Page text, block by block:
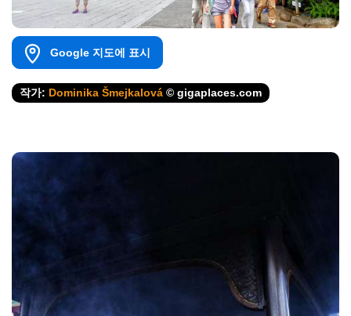
Google 지도에 표시
작가: Dominika Šmejkalová © gigaplaces.com